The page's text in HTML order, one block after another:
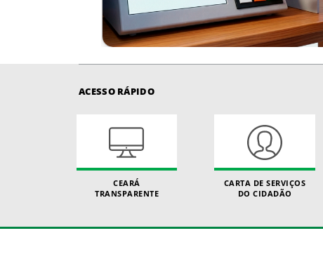
ACESSO RÁPIDO
CEARÁ
TRANSPARENTE
CARTA DE SERVIÇOS
DO CIDADÃO